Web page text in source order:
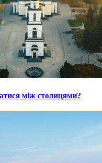
між столицями?